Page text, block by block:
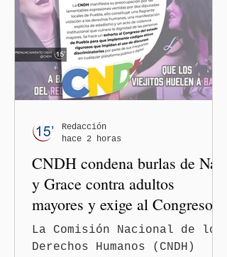
CNDH condena burlas de Nay
y Grace contra adultos
mayores y exige al Congreso
frenar discursos
discriminatorios
La Comisión Nacional de los
Derechos Humanos (CNDH)
Redacción
hace 2 horas